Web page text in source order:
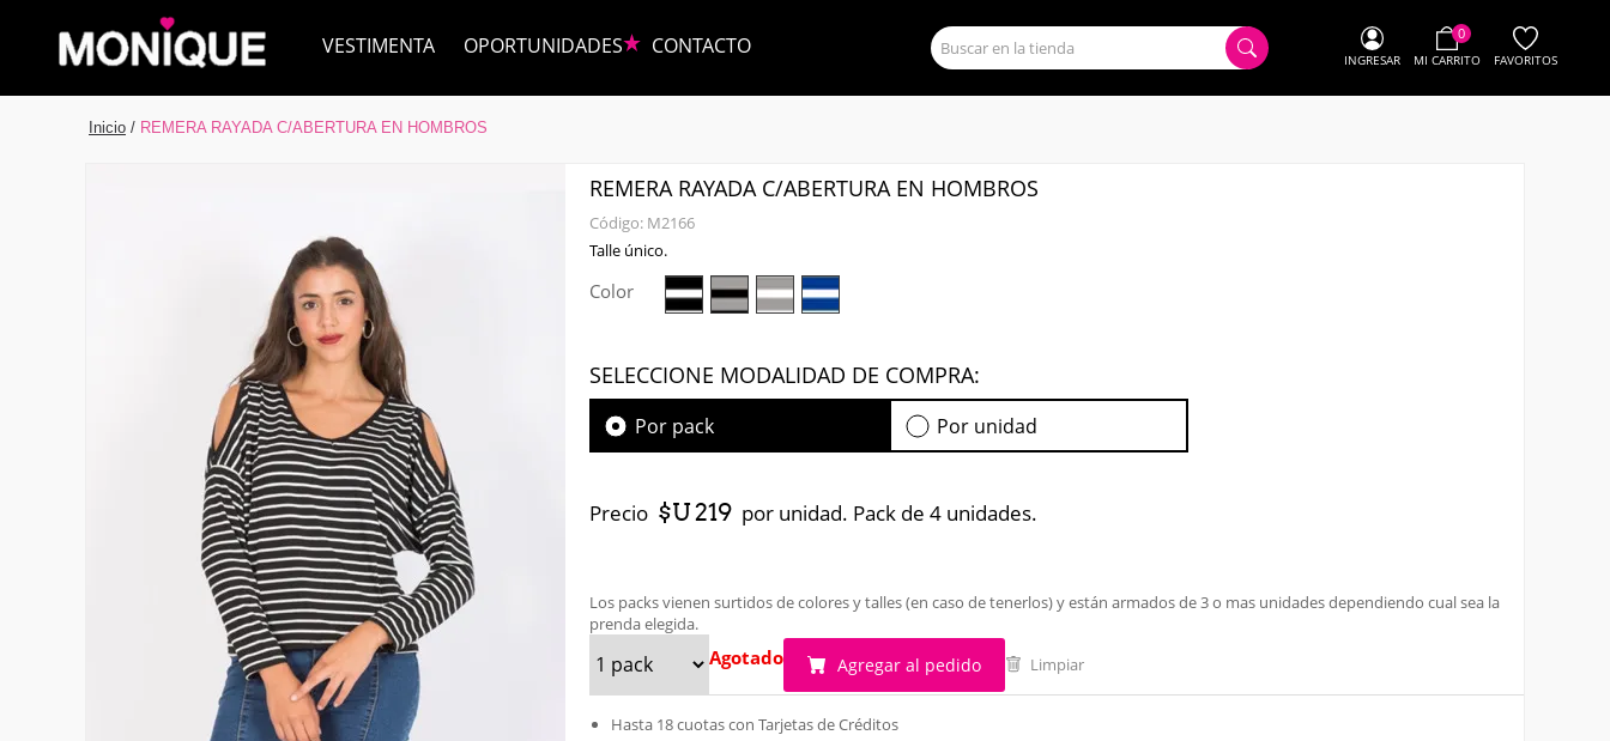
0
MI CARRITO FAVORITOS
INGRESAR
VESTIMENTA OPORTUNIDADES CONTACTO
Inicio / REMERA RAYADA C/ABERTURA EN HOMBROS
REMERA RAYADA C/ABERTURA EN HOMBROS
Código: M2166
Talle único.
Color
SELECCIONE MODALIDAD DE COMPRA:
Por pack Por unidad
Precio $U 219 por unidad. Pack de 4 unidades.
Los packs vienen surtidos de colores y talles (en caso de tenerlos) y están armados de 3 o mas unidades dependiendo cual sea la
prenda elegida.
Agotado Agregar al pedido Limpiar
Hasta 18 cuotas con Tarjetas de Créditos